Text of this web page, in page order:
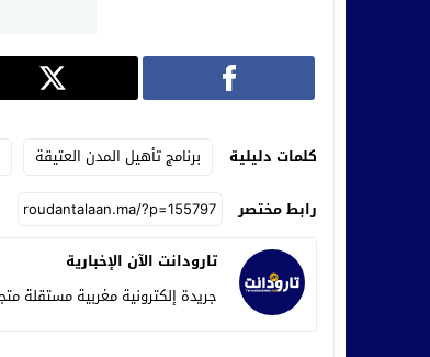
كلمات دليلية برنامج تأهيل المدن العتيقة
رابط مختصر
تارودانت الآن الإخبارية
جريدة إلكترونية مغربية مستقلة